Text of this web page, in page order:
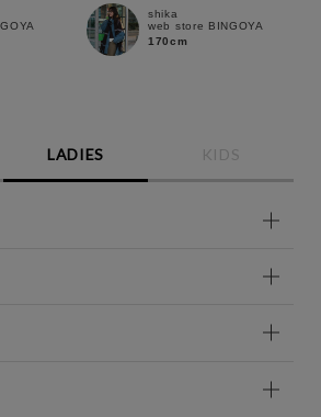
shika
web store BINGOYA
170cm
LADIES KIDS